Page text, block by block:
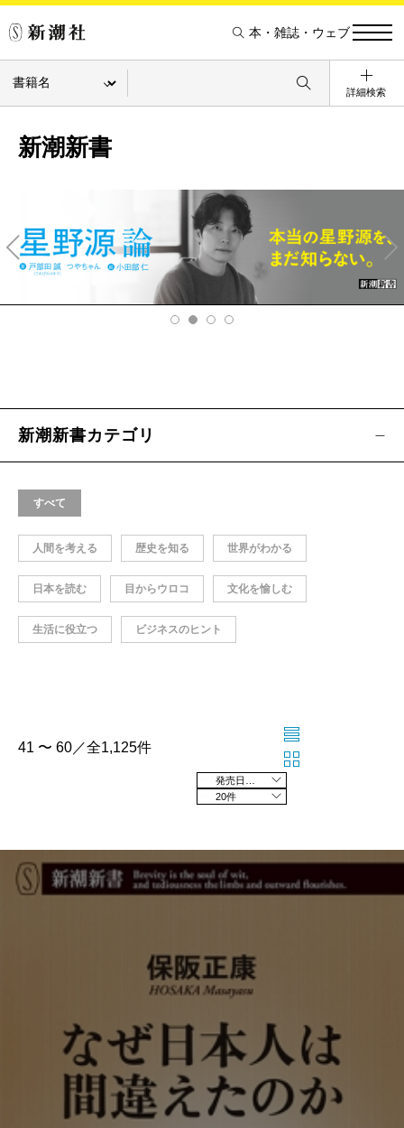
本・雑誌・ウェブ
詳細検索
新潮新書
v
Ne
xt
新潮新書カテゴリ
すべて
人間を考える 歴史を知る 世界がわかる
日本を読む 目からウロコ 文化を愉しむ
生活に役立つ ビジネスのヒント
41 〜 60／全1,125件
20件